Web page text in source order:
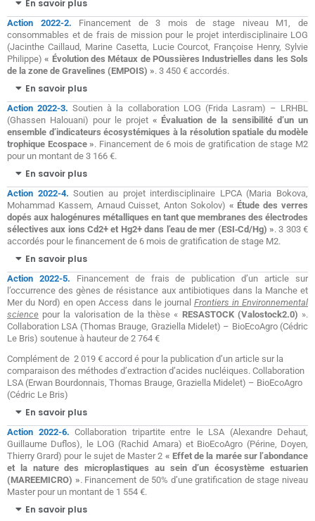
En savoir plus
Action 2022-2.
Financement de 3 mois de stage niveau M1, de
consommables et de frais de mission pour le projet interdisciplinaire LOG
(Jacinthe Caillaud, Marine Casetta, Lucie Courcot, Françoise Henry, Sylvie
Philippe)« Évolution des Métaux de POussières Industrielles dans les Sols
de la zone de Gravelines (EMPOIS) ». 3 450 € accordés.
En savoir plus
Action 2022-3. Soutien à la collaboration LOG (Frida Lasram) – LRHBL
(Ghassen Halouani) pour le projet « Évaluation de la sensibilité d’un un
ensemble d’indicateurs écosystémiques à la résolution spatiale du modèle
trophique Ecospace ». Financement de 6 mois de gratification de stage M2
pour un montant de 3 166 €.
En savoir plus
Action 2022-4. Soutien au projet interdisciplinaire LPCA (Maria Bokova,
Mohammad Kassem, Arnaud Cuisset, Anton Sokolov) « Étude des verres
dopés aux halogénures métalliques en tant que membranes des électrodes
sélectives aux ions Cd2+ et Hg2+ dans l’eau de mer (ESI‐Cd/Hg) ». 3 303 €
accordés pour le financement de 6 mois de gratification de stage M2.
En savoir plus
Action 2022-5. Financement de frais de publicationd’un article sur
l’occurrence des gènes de résistance aux antibiotiques dans la Manche et
Mer du Nord) en open Access dans le journal Frontiers in Environnemental
science pour la valorisation de la thèse « RESASTOCK (Valostock2.0) ».
Collaboration LSA (Thomas Brauge, Graziella Midelet) – BioEcoAgro (Cédric
Le Bris) soutenue à hauteur de 2 764 €
Complément de 2 019 € accord é pour la publication d’un article sur la
comparaison des méthodes d’extraction d’acides nucléiques. Collaboration
LSA (Erwan Bourdonnais, Thomas Brauge, Graziella Midelet) – BioEcoAgro
(Cédric Le Bris)
En savoir plus
Action 2022-6. Collaboration tripartite entre le LSA (Alexandre Dehaut,
Guillaume Duflos), le LOG (Rachid Amara) et BioEcoAgro (Périne, Doyen,
Thierry Grard) pour le sujet de Master 2 « Effet de la marée sur l’abondance
et la nature des microplastiques au sein d’un écosystème estuarien
(MAREEMICRO) ». Financement de 50% d’une gratification de stage niveau
Master pour un montant de 1 554 €.
En savoir plus